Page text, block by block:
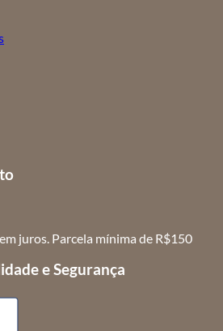
juros. Parcela mínima de R$150
e Segurança